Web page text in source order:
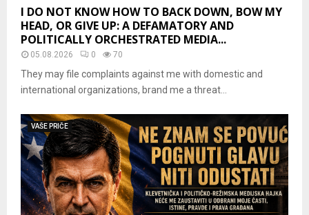
I DO NOT KNOW HOW TO BACK DOWN, BOW MY
HEAD, OR GIVE UP: A DEFAMATORY AND
POLITICALLY ORCHESTRATED MEDIA...
05.08.2026 0 70
They may file complaints against me with domestic and
international organizations, brand me a threat...
VAŠE PRIČE